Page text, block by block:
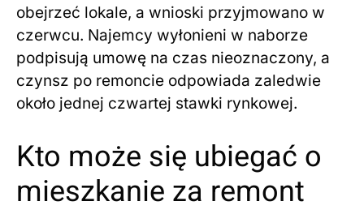
obejrzeć lokale, a wnioski przyjmowano w
czerwcu. Najemcy wyłonieni w naborze
podpisują umowę na czas nieoznaczony, a
czynsz po remoncie odpowiada zaledwie
około jednej czwartej stawki rynkowej.
Kto może się ubiegać o
mieszkanie za remont